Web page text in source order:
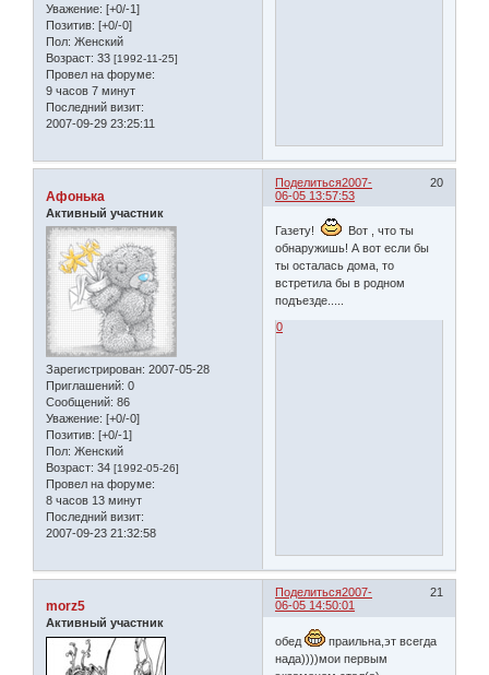
Уважение: [+0/-1]
Позитив: [+0/-0]
Пол: Женский
Возраст: 33 [1992-11-25]
Провел на форуме:
9 часов 7 минут
Последний визит:
2007-09-29 23:25:11
Поделиться 20
2007-
06-05 13:57:53
Афонька
Активный участник
Зарегистрирован: 2007-05-28
Приглашений: 0
Сообщений: 86
Уважение: [+0/-0]
Позитив: [+0/-1]
Пол: Женский
Возраст: 34 [1992-05-26]
Провел на форуме:
8 часов 13 минут
Последний визит:
2007-09-23 21:32:58
Газету!
Вот , что ты
обнаружишь! А вот если бы
ты осталась дома, то
встретила бы в родном
подъезде.....
0
Поделиться 21
2007-
06-05 14:50:01
morz5
Активный участник
обед
праильна,эт всегда
нада))))мои первым